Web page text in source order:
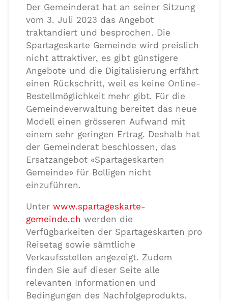
Der Gemeinderat hat an seiner Sitzung
vom 3. Juli 2023 das Angebot
traktandiert und besprochen. Die
Spartageskarte Gemeinde wird preislich
nicht attraktiver, es gibt günstigere
Angebote und die Digitalisierung erfährt
einen Rückschritt, weil es keine Online-
Bestellmöglichkeit mehr gibt. Für die
Gemeindeverwaltung bereitet das neue
Modell einen grösseren Aufwand mit
einem sehr geringen Ertrag. Deshalb hat
der Gemeinderat beschlossen, das
Ersatzangebot «Spartageskarten
Gemeinde» für Bolligen nicht
einzuführen.
Unter www.spartageskarte-
gemeinde.ch werden die
Verfügbarkeiten der Spartageskarten pro
Reisetag sowie sämtliche
Verkaufsstellen angezeigt. Zudem
finden Sie auf dieser Seite alle
relevanten Informationen und
Bedingungen des Nachfolgeprodukts.